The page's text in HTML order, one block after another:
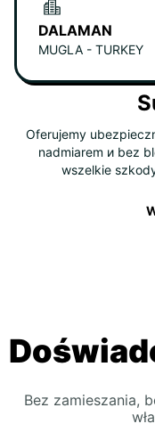
DALAMAN
MUGLA - TURKEY
Oferujemy
nadmiarem и bez
wszelkie
Bez zamieszania,